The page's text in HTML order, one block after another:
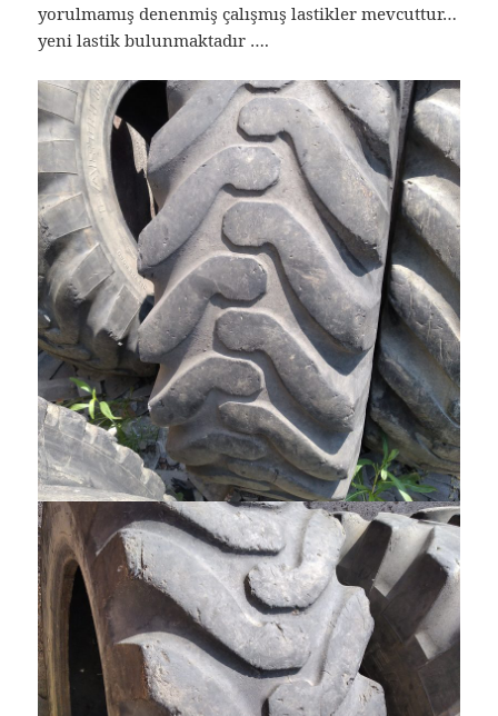
yorulmamış denenmiş çalışmış lastikler mevcuttur…
yeni lastik bulunmaktadır ….